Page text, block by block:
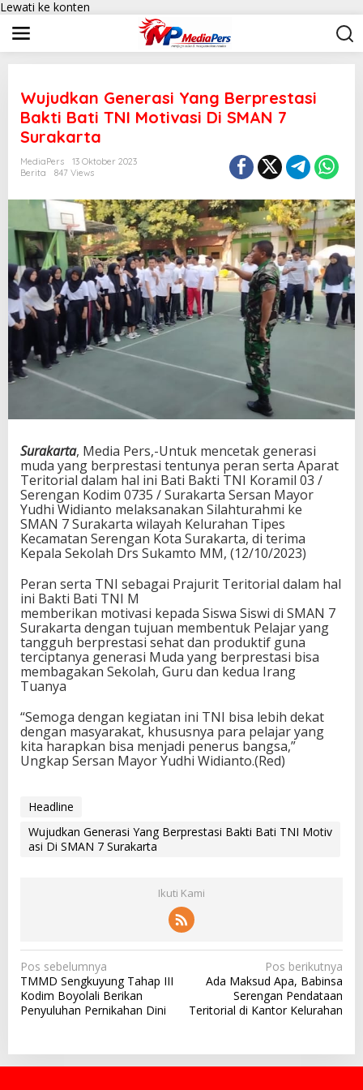
Lewati ke konten
Wujudkan Generasi Yang Berprestasi
Bakti Bati TNI Motivasi Di SMAN 7
Surakarta
MediaPers
13 Oktober 2023
Berita
847 Views
Surakarta, Media Pers,-Untuk mencetak generasi
muda yang berprestasi tentunya peran serta Aparat
Teritorial dalam hal ini Bati Bakti TNI Koramil 03 /
Serengan Kodim 0735 / Surakarta Sersan Mayor
Yudhi Widianto melaksanakan Silahturahmi ke
SMAN 7 Surakarta wilayah Kelurahan Tipes
Kecamatan Serengan Kota Surakarta, di terima
Kepala Sekolah Drs Sukamto MM, (12/10/2023)
Peran serta TNI sebagai Prajurit Teritorial dalam hal
ini Bakti Bati TNI M
memberikan motivasi kepada Siswa Siswi di SMAN 7
Surakarta dengan tujuan membentuk Pelajar yang
tangguh berprestasi sehat dan produktif guna
terciptanya generasi Muda yang berprestasi bisa
membagakan Sekolah, Guru dan kedua Irang
Tuanya
“Semoga dengan kegiatan ini TNI bisa lebih dekat
dengan masyarakat, khususnya para pelajar yang
kita harapkan bisa menjadi penerus bangsa,”
Ungkap Sersan Mayor Yudhi Widianto.(Red)
Headline
Wujudkan Generasi Yang Berprestasi Bakti Bati TNI Motiv
asi Di SMAN 7 Surakarta
Ikuti Kami
N
a
v
g
Pos sebelumnya
TMMD Sengkuyung Tahap III
Kodim Boyolali Berikan
Penyuluhan Pernikahan Dini
Pos berikutnya
Ada Maksud Apa, Babinsa
Serengan Pendataan
Teritorial di Kantor Kelurahan